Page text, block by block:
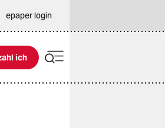
epaper login
ich